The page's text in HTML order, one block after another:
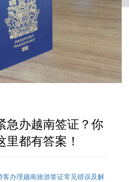
急办越南签证？你
里都有答案！
办理越南旅游签证常见错误及解